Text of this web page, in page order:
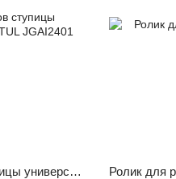
Съёмник подшипников ступицы универсальный 24 ед. TOPTUL JGAI2401
Ролик для